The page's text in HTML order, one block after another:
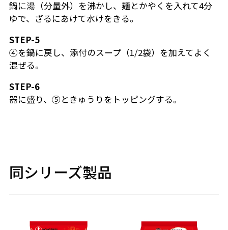
鍋に湯（分量外）を沸かし、麺とかやくを入れて4分
ゆで、ざるにあけて水けをきる。
STEP-5
④を鍋に戻し、添付のスープ（1/2袋）を加えてよく
混ぜる。
STEP-6
器に盛り、⑤ときゅうりをトッピングする。
同シリーズ製品